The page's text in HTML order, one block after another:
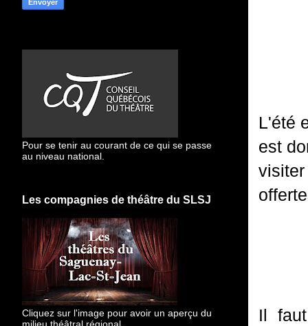
L'été
est
Il
Pour se tenir au courant de ce qui se passe
au niveau national.
Les compagnies de théâtre du SLSJ
Cliquez sur l'image pour avoir un aperçu du